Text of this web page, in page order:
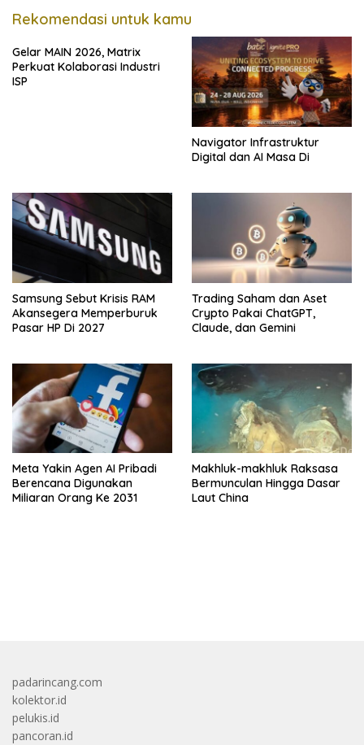
Rekomendasi untuk kamu
Gelar MAIN 2026, Matrix
Perkuat Kolaborasi Industri
ISP
Navigator Infrastruktur
Digital dan AI Masa Di
Samsung Sebut Krisis RAM
Akansegera Memperburuk
Pasar HP Di 2027
Trading Saham dan Aset
Crypto Pakai ChatGPT,
Claude, dan Gemini
Meta Yakin Agen AI Pribadi
Berencana Digunakan
Miliaran Orang Ke 2031
Makhluk-makhluk Raksasa
Bermunculan Hingga Dasar
Laut China
padarincang.com
kolektor.id
pelukis.id
pancoran.id